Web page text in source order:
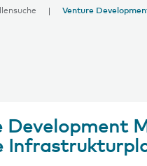
Venture
Development